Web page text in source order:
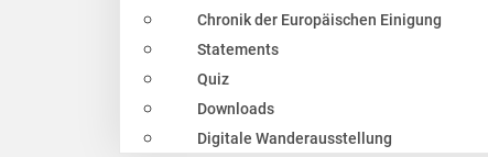
Chronik der Europäischen Einigung
Statements
Quiz
Downloads
Digitale Wanderausstellung